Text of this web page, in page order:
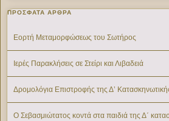
ΠΡΌΣΦΑΤΑ ΆΡΘΡΑ
Εορτή Μεταμορφώσεως του Σωτήρος
Ιερές Παρακλήσεις σε Στείρι και Λιβαδειά
Δρομολόγια Επιστροφής της Δ’
Ο Σεβασμιώτατος κοντά στα παιδιά της Δ΄